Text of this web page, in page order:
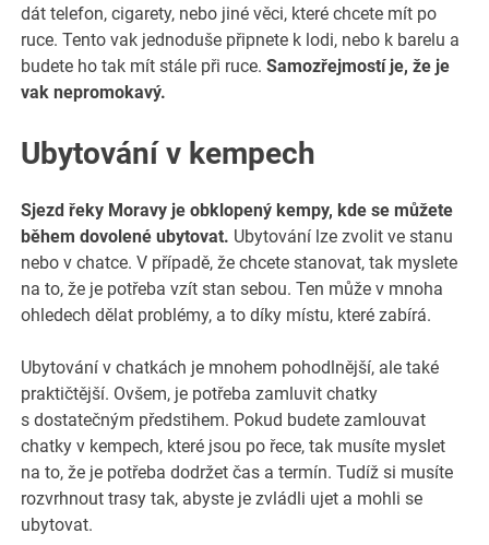
dát telefon, cigarety, nebo jiné věci, které chcete mít po
ruce. Tento vak jednoduše připnete k lodi, nebo k barelu a
budete ho tak mít stále při ruce.Samozřejmostí je, že je
vak nepromokavý.
Ubytování v kempech
Sjezd řeky Moravy je obklopený kempy, kde se můžete
během dovolené ubytovat. Ubytování lze zvolit ve stanu
nebo v chatce. V případě, že chcete stanovat, tak myslete
na to, že je potřeba vzít stan sebou. Ten může v mnoha
ohledech dělat problémy, a to díky místu, které zabírá.
Ubytování v chatkách je mnohem pohodlnější, ale také
praktičtější. Ovšem, je potřeba zamluvit chatky
s dostatečným předstihem. Pokud budete zamlouvat
chatky v kempech, které jsou po řece, tak musíte myslet
na to, že je potřeba dodržet čas a termín. Tudíž si musíte
rozvrhnout trasy tak, abyste je zvládli ujet a mohli se
ubytovat.